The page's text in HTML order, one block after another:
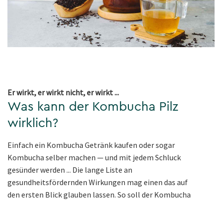
Er wirkt, er wirkt nicht, er wirkt ...
Was kann der Kombucha Pilz
wirklich?
Einfach ein Kombucha Getränk kaufen oder sogar
Kombucha selber machen — und mit jedem Schluck
gesünder werden ... Die lange Liste an
gesundheitsfördernden Wirkungen mag einen das auf
den ersten Blick glauben lassen. So soll der Kombucha